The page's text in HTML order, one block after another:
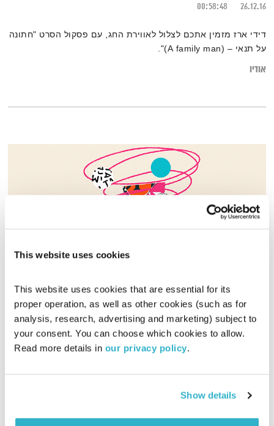
This website uses cookies
This website uses cookies that are essential for its
proper operation, as well as other cookies (such as for
analysis, research, advertising and marketing) subject to
your consent. You can choose which cookies to allow.
Read more details in our privacy policy.
Show details
26.12.16
00:58:48
דידי ארז מזמין אתכם לצלול לאווירת החג, עם פסקול הסרט "חתונה
על תנאי – (A family man)".
אודיו
התעוררות – 24.7.22
התעוררות
גליה גלעדי
24.07.22
01:27:02
גליה גלעדי מזמינה אתכם להתעורר יחדיו בכל בוקר, עם מוזיקה